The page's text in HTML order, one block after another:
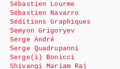
Sébastien Lourme
Sébastien Navarro
Séditions Graphiques
Semyon Grigoryev
Serge André
Serge Quadrupanni
Serge(ï) Bonicci
Shivangi Mariam Raj